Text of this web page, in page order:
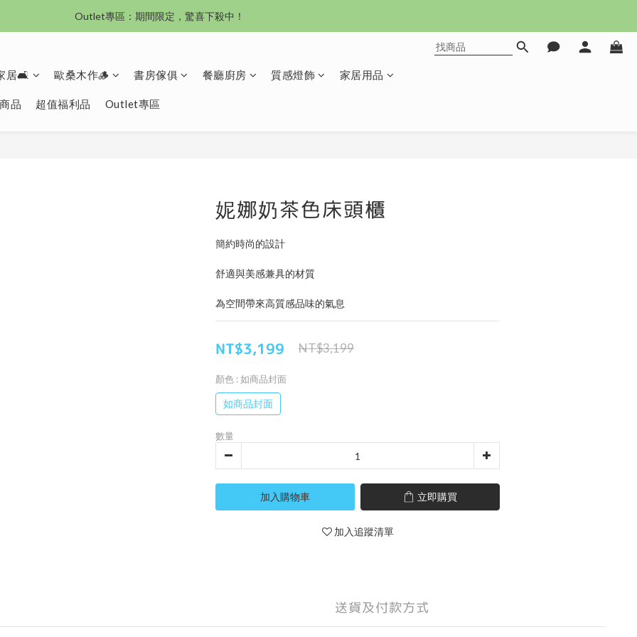
沙發新登場｜想躺就躺，頭等艙到商務艙一次擁有
Outlet專區：期間限定，驚喜下殺中！
居🛋️ 歐桑木作🪵 書房傢俱 餐廳廚房 質感燈飾 家居用品
品 超值福利品 Outlet專區
妮娜奶茶色床頭櫃
簡約時尚的設計
舒適與美感兼具的材質
為空間帶來高質感品味的氣息
NT$3,199 NT$3,199
顏色 : 如商品封面
如商品封面
數量
加入購物車 立即購買
加入追蹤清單
送貨及付款方式